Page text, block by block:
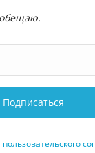
Подписаться
пользовательского